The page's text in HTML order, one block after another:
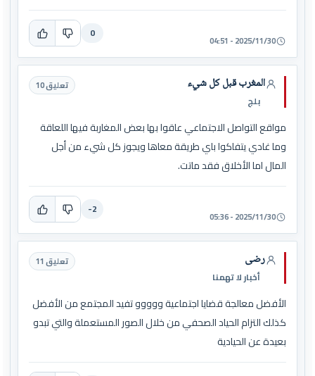
2025/11/30 - 04:51
0
المغرب قبل كل شيء
بلج
تعليق 10
مواقع التواصل الاجتماعي عاقوا بها بعض المغاربة فيها اللعاقة
وما غادي يتفاكوا باي طريقة معاها ويجوز كل شيء من أجل
المال اما الأخلاق فقد ماتت.
2025/11/30 - 05:36
-2
رضى
أخبار لا تهمنا
تعليق 11
الأفضل معالجة قضايا اجتماعية ووووو تفيد المجتمع من الأفضل
كذلك التزام الحياد الصحفي من خلال الصور المستعملة والتي تبدو
بعيدة عن الحيادية